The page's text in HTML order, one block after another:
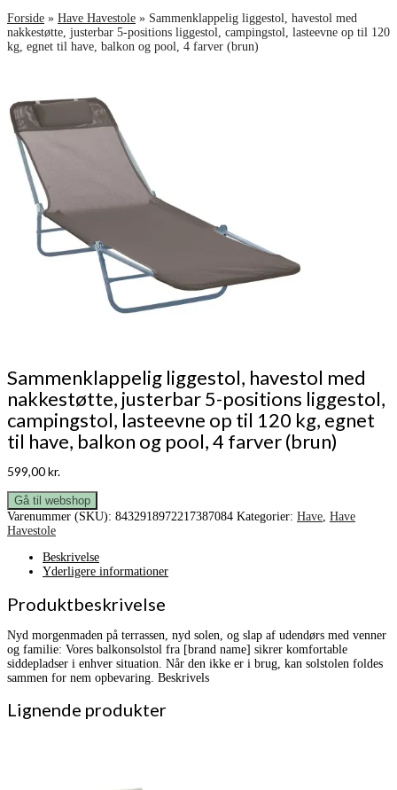
Forside » Have Havestole » Sammenklappelig liggestol, havestol med
nakkestøtte, justerbar 5-positions liggestol, campingstol, lasteevne op til 120
kg, egnet til have, balkon og pool, 4 farver (brun)
Sammenklappelig liggestol, havestol med
nakkestøtte, justerbar 5-positions liggestol,
campingstol, lasteevne op til 120 kg, egnet
til have, balkon og pool, 4 farver (brun)
599,00kr.
Gå til webshop
Varenummer (SKU): 8432918972217387084 Kategorier: Have, Have
Havestole
Beskrivelse
Yderligere informationer
Produktbeskrivelse
Nyd morgenmaden på terrassen, nyd solen, og slap af udendørs med venner
og familie: Vores balkonsolstol fra [brand name] sikrer komfortable
siddepladser i enhver situation. Når den ikke er i brug, kan solstolen foldes
sammen for nem opbevaring. Beskrivels
Lignende produkter